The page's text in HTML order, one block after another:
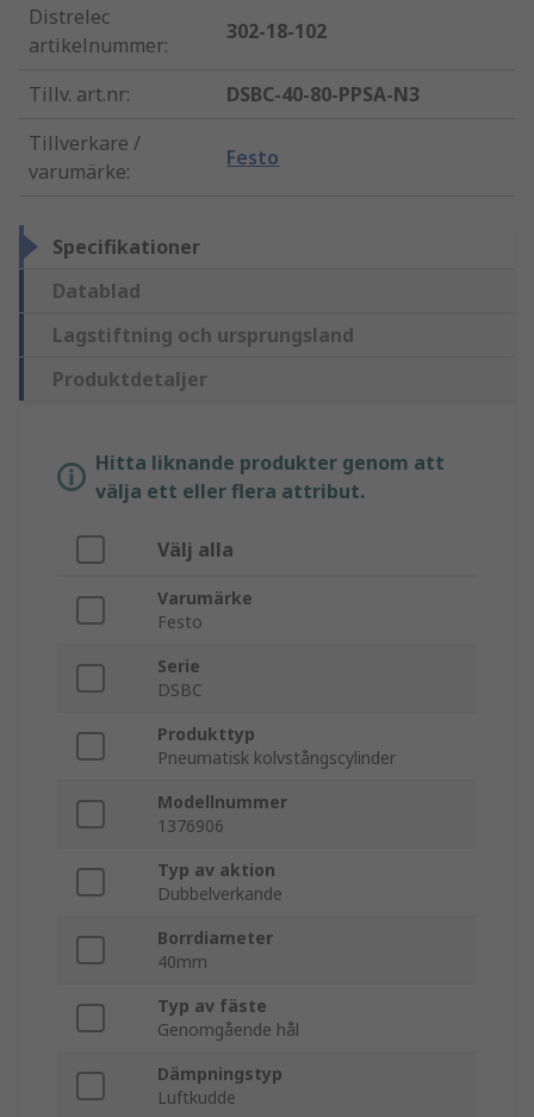
Distrelec
artikelnummer:
302-18-102
Tillv. art.nr:
DSBC-40-80-PPSA-N3
Tillverkare /
varumärke:
Festo
Specifikationer
Datablad
Lagstiftning och ursprungsland
Produktdetaljer
Hitta liknande produkter genom att
välja ett eller flera attribut.
Välj alla
Varumärke
Festo
Serie
DSBC
Produkttyp
Pneumatisk kolvstångscylinder
Modellnummer
1376906
Typ av aktion
Dubbelverkande
Borrdiameter
40mm
Typ av fäste
Genomgående hål
Dämpningstyp
Luftkudde